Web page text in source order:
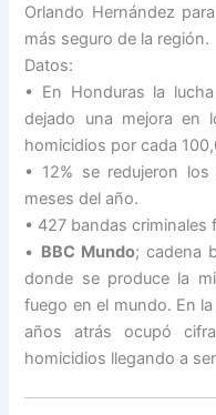
Orlando Hernández
más seguro de la región.
Datos:
• En Honduras la
dejado una mejora en
homicidios por cada
• 12% se redujeron
meses del año.
• 427 bandas criminales
• BBC Mundo; cadena
donde se produce la
fuego en el mundo. En
años atrás ocupó
homicidios llegando a